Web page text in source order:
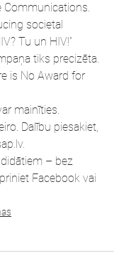
Communications.
societal
Tu un HIV!”
tiks precizēta.
is No Award for
mainīties.
Dalību piesakiet,
– bez
Facebook vai